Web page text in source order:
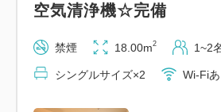
【交通アクセス】
8.5km）
出口を出て右折し、国道169号
空気清浄機☆完備
禁煙 18.00m2 1~2
シングルサイズ×2 Wi-Fiあ